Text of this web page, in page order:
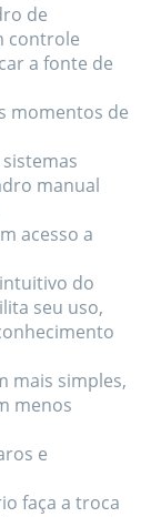
de
controle
a fonte de
momentos de
manual
acesso a
do
seu uso,
mais simples,
menos
e
faça a troca